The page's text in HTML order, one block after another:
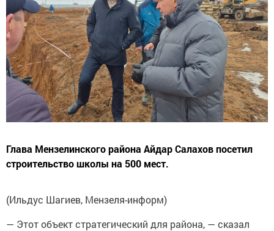
Глава Мензелинского района Айдар Салахов посетил
строительство школы на 500 мест.
(Ильдус Шагиев, Мензеля-информ)
— Этот объект стратегический для района, — сказал